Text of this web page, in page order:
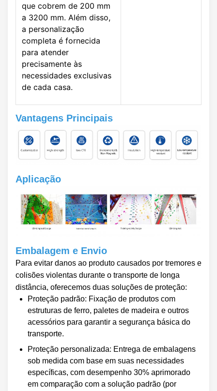
que cobrem de 200 mm
a 3200 mm. Além disso,
a personalização
completa é fornecida
para atender
precisamente às
necessidades exclusivas
de cada casa.
Vantagens Principais
Aplicação
Embalagem e Envio
Para evitar danos ao produto causados por tremores e
colisões violentas durante o transporte de longa
distância, oferecemos duas soluções de proteção:
Proteção padrão: Fixação de produtos com
estruturas de ferro, paletes de madeira e outros
acessórios para garantir a segurança básica do
transporte.
Proteção personalizada: Entrega de embalagens
sob medida com base em suas necessidades
específicas, com desempenho 30% aprimorado
em comparação com a solução padrão (por